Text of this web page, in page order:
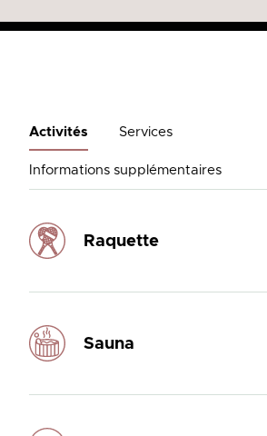
Activités Services
Informations supplémentaires
Raquette
Sauna